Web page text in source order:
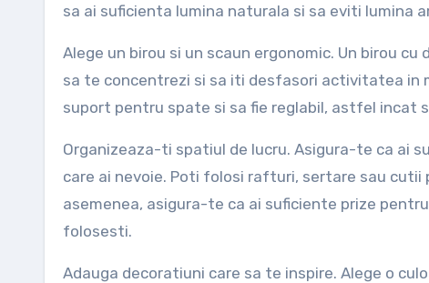
sa ai suficienta lumina naturala si sa eviti lumina
Alege un birou si un scaun ergonomic. Un birou
sa te concentrezi si sa iti desfasori activitatea in
suport pentru spate si sa fie reglabil, astfel
Organizeaza-ti spatiul de lucru. Asigura-te ca ai
care ai nevoie. Poti folosi rafturi, sertare sau
asemenea, asigura-te ca ai suficiente prize
folosesti.
Adauga decoratiuni care sa te inspire. Alege o